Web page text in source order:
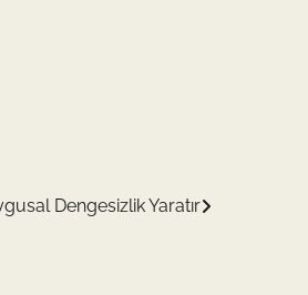
Dengesizlik Yaratır